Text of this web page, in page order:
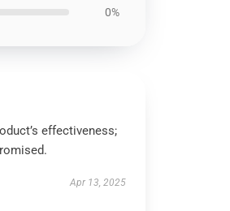
0%
effectiveness;
Apr 13, 2025